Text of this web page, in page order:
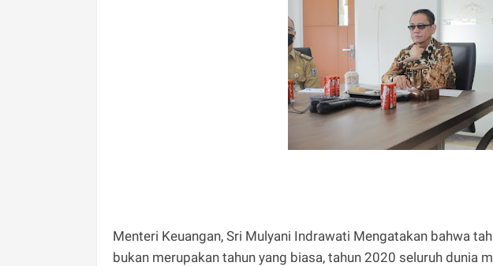
Menteri Keuangan, Sri Mulyani Indrawati Mengatakan bahwa
bukan merupakan tahun yang biasa, tahun 2020 seluruh dunia